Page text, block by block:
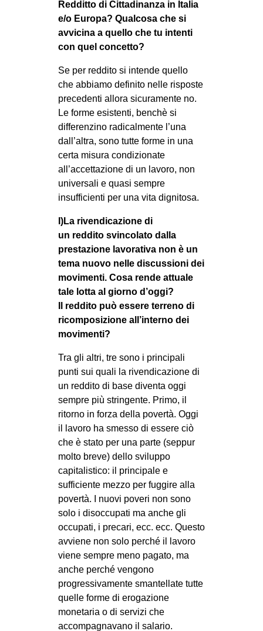
Redditto di Cittadinanza in Italia
e/o Europa? Qualcosa che si
avvicina a quello che tu intenti
con quel concetto?
Se per reddito si intende quello
che abbiamo definito nelle risposte
precedenti allora sicuramente no.
Le forme esistenti, benchè si
differenzino radicalmente l’una
dall’altra, sono tutte forme in una
certa misura condizionate
all’accettazione di un lavoro, non
universali e quasi sempre
insufficienti per una vita dignitosa.
I)La rivendicazione di
un reddito svincolato dalla
prestazione lavorativa non è un
tema nuovo nelle discussioni dei
movimenti. Cosa rende attuale
tale lotta al giorno d’oggi?
Il reddito può essere terreno di
ricomposizione all’interno dei
movimenti?
Tra gli altri, tre sono i principali
punti sui quali la rivendicazione di
un reddito di base diventa oggi
sempre più stringente. Primo, il
ritorno in forza della povertà. Oggi
il lavoro ha smesso di essere ciò
che è stato per una parte (seppur
molto breve) dello sviluppo
capitalistico: il principale e
sufficiente mezzo per fuggire alla
povertà. I nuovi poveri non sono
solo i disoccupati ma anche gli
occupati, i precari, ecc. ecc. Questo
avviene non solo perché il lavoro
viene sempre meno pagato, ma
anche perché vengono
progressivamente smantellate tutte
quelle forme di erogazione
monetaria o di servizi che
accompagnavano il salario.